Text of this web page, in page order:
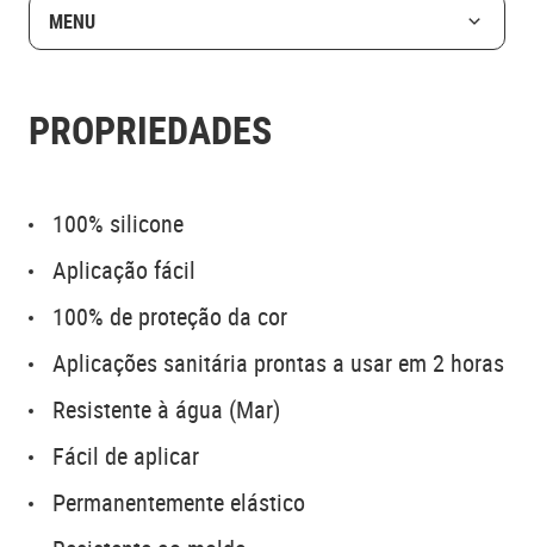
MENU
PROPRIEDADES
100% silicone
Aplicação fácil
100% de proteção da cor
Aplicações sanitária prontas a usar em 2 horas
Resistente à água (Mar)
Fácil de aplicar
Permanentemente elástico